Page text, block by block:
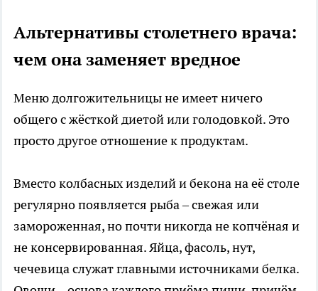
Альтернативы столетнего врача:
чем она заменяет вредное
Меню долгожительницы не имеет ничего
общего с жёсткой диетой или голодовкой. Это
просто другое отношение к продуктам.
Вместо колбасных изделий и бекона на её столе
регулярно появляется рыба – свежая или
замороженная, но почти никогда не копчёная и
не консервированная. Яйца, фасоль, нут,
чечевица служат главными источниками белка.